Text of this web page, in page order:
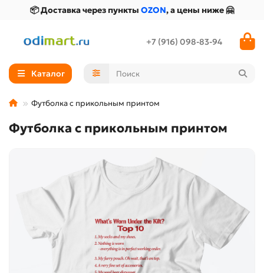
📦 Доставка через пункты OZON, а цены ниже 🤗
+7 (916) 098-83-94
Каталог
Футболка с прикольным принтом
Футболка с прикольным принтом